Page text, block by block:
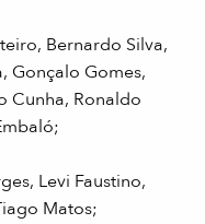
Bernardo Silva,
Gonçalo Gomes,
Cunha, Ronaldo
Levi Faustino,
Matos;